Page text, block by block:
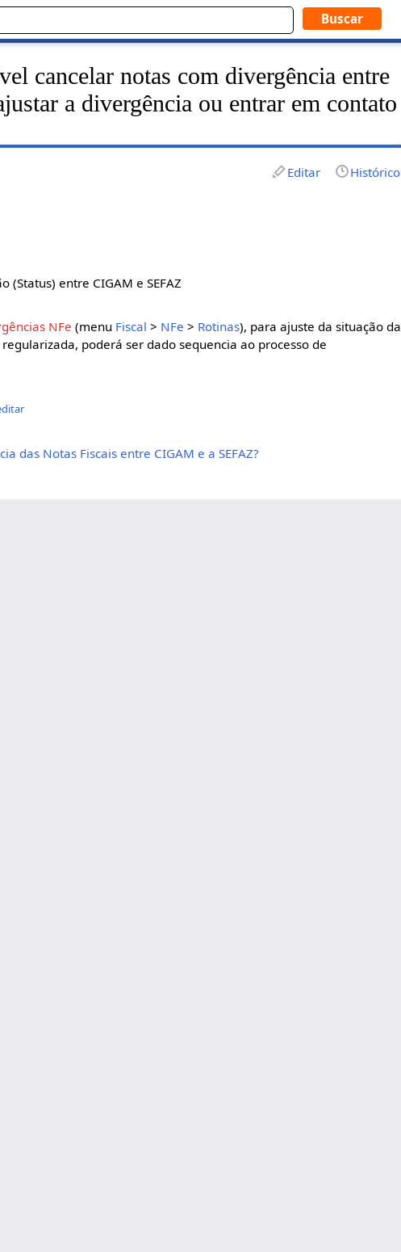
cancelar notas com divergência entre
a divergência ou entrar em contato
Editar Histórico
(Status) entre CIGAM e SEFAZ
NFe (menu Fiscal > NFe > Rotinas), para ajuste da situação da
poderá ser dado sequencia ao processo de
das Notas Fiscais entre CIGAM e a SEFAZ?